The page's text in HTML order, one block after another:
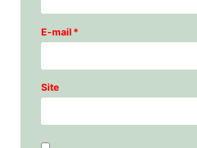
E-mail *
Site